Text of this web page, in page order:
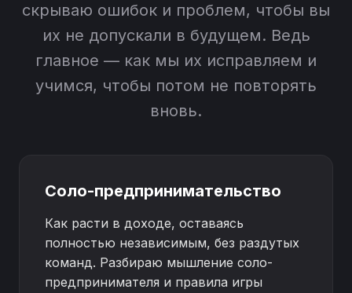
скрываю ошибок и проблем, чтобы вы
их не допускали в будущем. Ведь
главное — как мы их исправляем и
учимся, чтобы потом не повторять
вновь.
Соло-предпринимательство
Как расти в доходе, оставаясь
полностью независимым, без раздутых
команд. Разбираю мышление соло-
предпринимателя и правила игры